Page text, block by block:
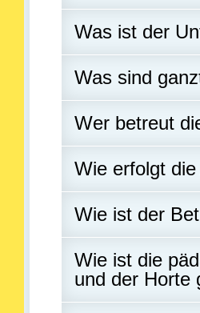
Was ist der
Was sind
Wer betreut
Wie erfolgt
Wie ist der
Wie ist die
und der Horte